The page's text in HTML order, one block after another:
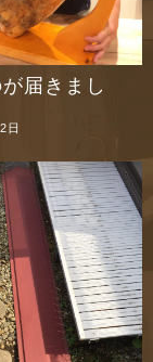
届きまし
日